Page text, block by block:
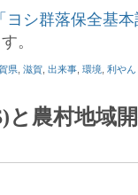
「ヨシ群落保全基
。
県 滋賀 出来事 環境 利やん
と農村地域